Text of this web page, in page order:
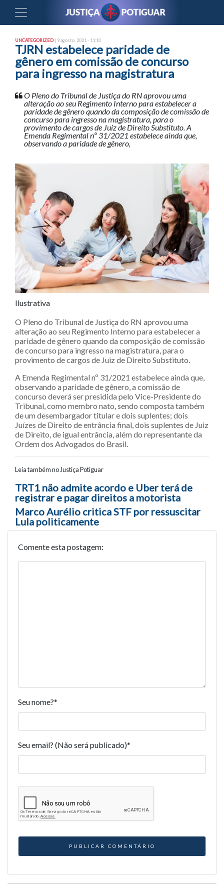
UNCATEGORIZED| 9 agosto, 2021 - 11:10
TJRN estabelece paridade de
gênero em comissão de concurso
para ingresso na magistratura
O Pleno do Tribunal de Justiça do RN aprovou uma
alteração ao seu Regimento Interno para estabelecer a
paridade de gênero quando da composição de comissão de
concurso para ingresso na magistratura, para o
provimento de cargos de Juiz de Direito Substituto. A
Emenda Regimental nº 31/2021 estabelece ainda que,
observando a paridade de gênero,
Ilustrativa
O Pleno do Tribunal de Justiça do RN aprovou uma
alteração ao seu Regimento Interno para estabelecer a
paridade de gênero quando da composição de comissão
de concurso para ingresso na magistratura, para o
provimento de cargos de Juiz de Direito Substituto.
A Emenda Regimental nº 31/2021 estabelece ainda que,
observando a paridade de gênero, a comissão de
concurso deverá ser presidida pelo Vice-Presidente do
Tribunal, como membro nato, sendo composta também
de um desembargador titular e dois suplentes; dois
Juízes de Direito de entrância final, dois suplentes de Juiz
de Direito, de igual entrância, além do representante da
Ordem dos Advogados do Brasil.
Leia também no Justiça Potiguar
Navegação entre posts
TRT1 não admite acordo e Uber terá de
registrar e pagar direitos a motorista
Marco Aurélio critica STF por ressuscitar
Lula politicamente
Comente esta postagem:
Seu nome?*
Seu email? (Não será publicado)*